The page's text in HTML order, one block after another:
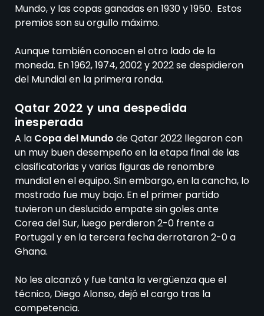
Mundo, y las copas ganadas en 1930 y 1950. Estos
premios son su orgullo máximo.
Aunque también conocen el otro lado de la
moneda. En 1962, 1974, 2002 y 2022 se despidieron
del Mundial en la primera ronda.
Qatar 2022 y una despedida
inesperada
A la Copa del Mundo de Qatar 2022 llegaron con
un muy buen desempeño en la etapa final de las
clasificatorias y varias figuras de renombre
mundial en el equipo. Sin embargo, en la cancha, lo
mostrado fue muy bajo. En el primer partido
tuvieron un deslucido empate sin goles ante
Corea del Sur, luego perdieron 2-0 frente a
Portugal y en la tercera fecha derrotaron 2-0 a
Ghana.
No les alcanzó y fue tanta la vergüenza que el
técnico, Diego Alonso, dejó el cargo tras la
competencia.